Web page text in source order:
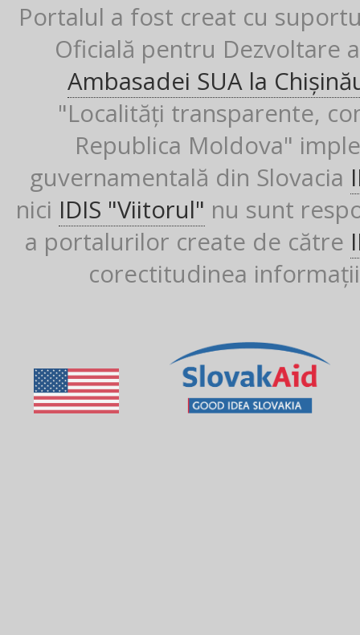
Portalul a fost creat cu
Oficială pentru Dezvoltare
Ambasadei SUA la
"Localități transparente,
Republica Moldova"
guvernamentală din Slovacia
nici IDIS "Viitorul" nu sunt
a portalurilor create de către
corectitudinea